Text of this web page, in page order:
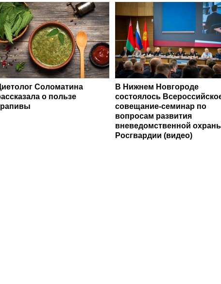
Соломатина
о пользе
В Нижнем Новгороде
состоялось
совещание-семинар по
вопросам развития
вневедомственной
Росгвардии (видео)